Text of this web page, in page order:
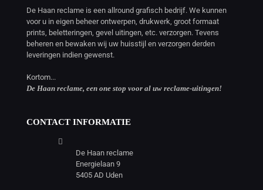
De Haan reclame is een allround grafisch bedrijf. We kunnen
voor u in eigen beheer ontwerpen, drukwerk, groot formaat
prints, beletteringen, gevel uitingen, etc. verzorgen. Tevens
beheren en bewaken wij uw huisstijl en verzorgen derden
leveringen indien gewenst.
Kortom...
De Haan reclame, een one stop voor al uw reclame-uitingen!
CONTACT INFORMATIE
De Haan reclame
Energielaan 9
5405 AD Uden